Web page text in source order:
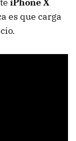
es que carga